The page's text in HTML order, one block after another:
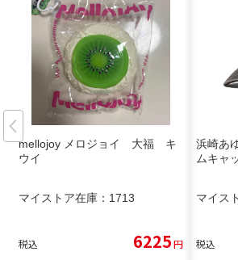
mellojoy メロジョイ 大福 キ
ウイ
マイストア在庫： 1713
税込 6225円
浜崎あ
ムキャ
マイス
税込